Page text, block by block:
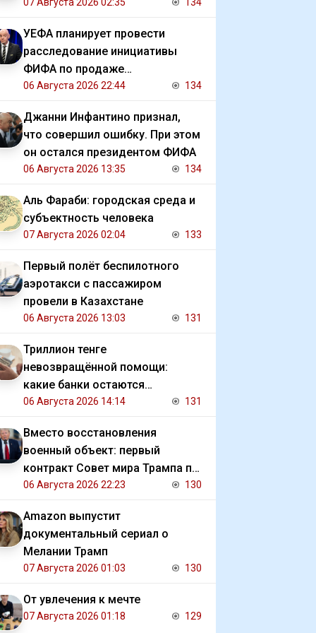
УЕФА планирует провести
расследование инициативы
ФИФА по продаже
коммерческих прав на ЧМ
06 Августа 2026 22:44 134
Джанни Инфантино признал,
что совершил ошибку. При этом
он остался президентом ФИФА
06 Августа 2026 13:35 134
Аль Фараби: городская среда и
субъектность человека
07 Августа 2026 02:04 133
Первый полёт беспилотного
аэротакси с пассажиром
провели в Казахстане
06 Августа 2026 13:03 131
Триллион тенге
невозвращённой помощи:
какие банки остаются
должниками государства
06 Августа 2026 14:14 131
Вместо восстановления
военный объект: первый
контракт Совет мира Трампа по
Газе
06 Августа 2026 22:23 130
Amazon выпустит
документальный сериал о
Мелании Трамп
07 Августа 2026 01:03 130
От увлечения к мечте
07 Августа 2026 01:18 129